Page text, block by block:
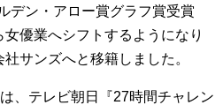
デン・アロー賞グラフ賞受賞
優業へシフトするようになり
サンズへと移籍しました。
、テレビ朝日『27時間チャレン